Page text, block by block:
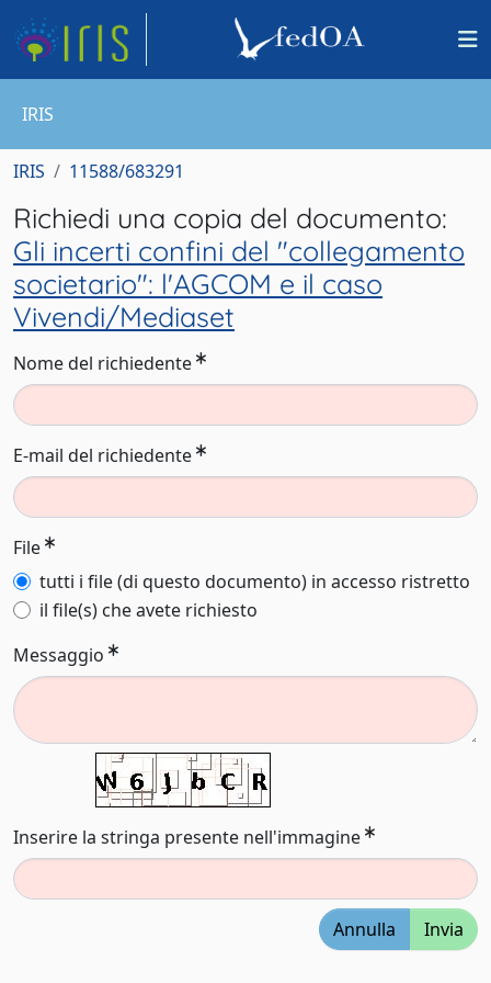
IRIS
IRIS 11588/683291
Richiedi una copia del documento:
Gli incerti confini del "collegamento
societario": l'AGCOM e il caso
Vivendi/Mediaset
Nome del richiedente
E-mail del richiedente
File
tutti i file (di questo documento) in accesso ristretto
il file(s) che avete richiesto
Messaggio
Inserire la stringa presente nell'immagine
Annulla Invia